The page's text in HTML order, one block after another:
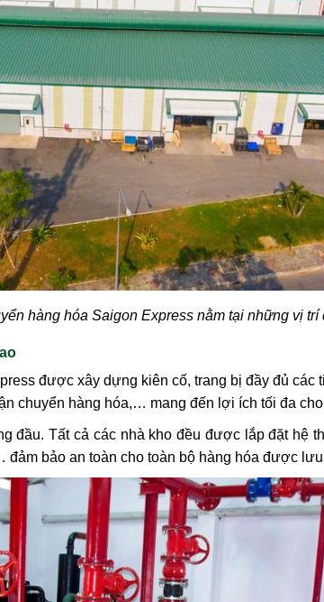
hàng hóa Saigon Express nằm tại những vị trí
được xây dựng kiên cố, trang bị đầy đủ các
chuyển hàng hóa,… mang đến lợi ích tối đa
đầu. Tất cả các nhà kho đều được lắp đặt hệ
bảo an toàn cho toàn bộ hàng hóa được